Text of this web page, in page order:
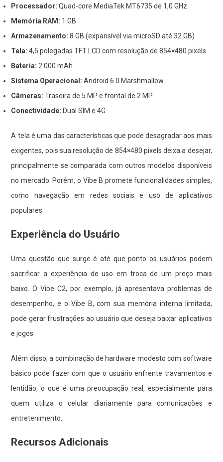
Processador: Quad-core MediaTek MT6735 de 1,0 GHz
Memória RAM: 1 GB
Armazenamento: 8 GB (expansível via microSD até 32 GB)
Tela: 4,5 polegadas TFT LCD com resolução de 854×480 pixels
Bateria: 2.000 mAh
Sistema Operacional: Android 6.0 Marshmallow
Câmeras: Traseira de 5 MP e frontal de 2 MP
Conectividade: Dual SIM e 4G
A tela é uma das características que pode desagradar aos mais
exigentes, pois sua resolução de 854×480 pixels deixa a desejar,
principalmente se comparada com outros modelos disponíveis
no mercado. Porém, o Vibe B promete funcionalidades simples,
como navegação em redes sociais e uso de aplicativos
populares.
Experiência do Usuário
Uma questão que surge é até que ponto os usuários podem
sacrificar a experiência de uso em troca de um preço mais
baixo. O Vibe C2, por exemplo, já apresentava problemas de
desempenho, e o Vibe B, com sua memória interna limitada,
pode gerar frustrações ao usuário que deseja baixar aplicativos
e jogos.
Além disso, a combinação de hardware modesto com software
básico pode fazer com que o usuário enfrente travamentos e
lentidão, o que é uma preocupação real, especialmente para
quem utiliza o celular diariamente para comunicações e
entretenimento.
Recursos Adicionais